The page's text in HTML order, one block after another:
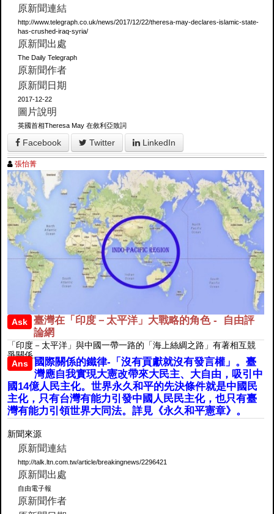
原新聞連結
http://www.telegraph.co.uk/news/2017/12/22/theresa-may-declares-islamic-state-
has-crushed-iraq-syria/
原新聞出處
The Daily Telegraph
原新聞作者
原新聞日期
2017-12-22
圖片說明
英國首相Theresa May 在敘利亞致詞
Facebook Twitter LinkedIn
張怡菁
Ask
臺灣在「印度－太平洋」大戰略的角色 - 自由評
論網
「印度－太平洋」與中國一帶一路的「海上絲綢之路」有著相互競
爭關係。
Ans
國際關係的鐵律-「沒有貢獻就沒有發言權」。臺
灣應自我實現大憲改帶來大民主、大自由，吸引中
國14億人民主化。世界永久和平的先決條件就是中國民
主化，只有台灣有能力引發中國人民民主化，也只有臺
灣有能力引領世界大同法。詳見《永久和平憲章》。
新聞來源
原新聞連結
http://talk.ltn.com.tw/article/breakingnews/2296421
原新聞出處
自由電子報
原新聞作者